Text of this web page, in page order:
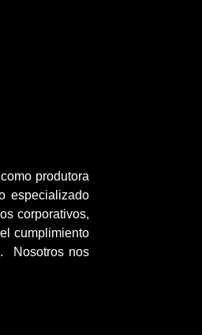
produtora
especializado
corporativos,
cumplimiento
Nosotros nos